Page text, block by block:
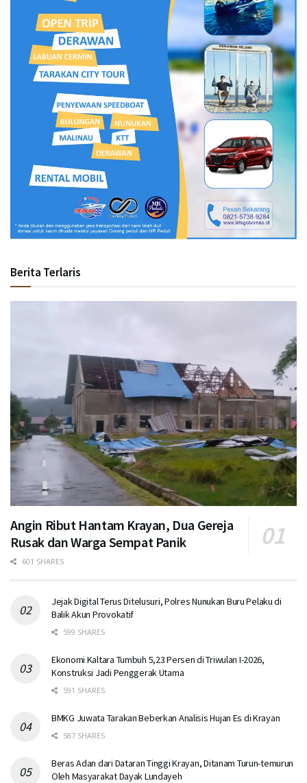
Berita Terlaris
Angin Ribut Hantam Krayan, Dua Gereja
Rusak dan Warga Sempat Panik
601 SHARES
Jejak Digital Terus Ditelusuri, Polres Nunukan Buru Pelaku di
Balik Akun Provokatif
599 SHARES
Ekonomi Kaltara Tumbuh 5,23 Persen di Triwulan I-2026,
Konstruksi Jadi Penggerak Utama
591 SHARES
BMKG Juwata Tarakan Beberkan Analisis Hujan Es di Krayan
587 SHARES
Beras Adan dari Dataran Tinggi Krayan, Ditanam Turun-temurun
Oleh Masyarakat Dayak Lundayeh